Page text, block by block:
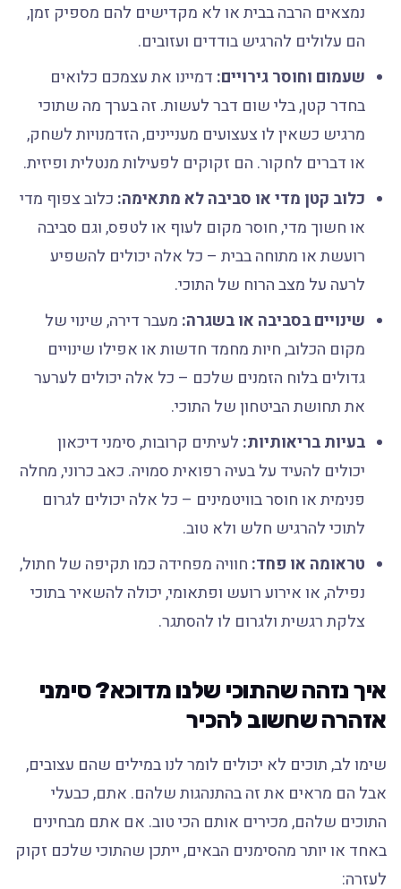
נמצאים הרבה בבית או לא מקדישים להם מספיק זמן,
הם עלולים להרגיש בודדים ועזובים.
שעמום וחוסר גירויים:דמיינו את עצמכם כלואים
בחדר קטן, בלי שום דבר לעשות. זה בערך מה שתוכי
מרגיש כשאין לו צעצועים מעניינים, הזדמנויות לשחק,
או דברים לחקור. הם זקוקים לפעילות מנטלית ופיזית.
כלוב קטן מדי או סביבה לא מתאימה:כלוב צפוף מדי
או חשוך מדי, חוסר מקום לעוף או לטפס, וגם סביבה
רועשת או מתוחה בבית – כל אלה יכולים להשפיע
לרעה על מצב הרוח של התוכי.
שינויים בסביבה או בשגרה:מעבר דירה, שינוי של
מקום הכלוב, חיות מחמד חדשות או אפילו שינויים
גדולים בלוח הזמנים שלכם – כל אלה יכולים לערער
את תחושת הביטחון של התוכי.
בעיות בריאותיות:לעיתים קרובות, סימני דיכאון
יכולים להעיד על בעיה רפואית סמויה. כאב כרוני, מחלה
פנימית או חוסר בוויטמינים – כל אלה יכולים לגרום
לתוכי להרגיש חלש ולא טוב.
טראומה או פחד:חוויה מפחידה כמו תקיפה של חתול,
נפילה, או אירוע רועש ופתאומי, יכולה להשאיר בתוכי
צלקת רגשית ולגרום לו להסתגר.
איך נזהה שהתוכי שלנו מדוכא? סימני
אזהרה שחשוב להכיר
שימו לב, תוכים לא יכולים לומר לנו במילים שהם עצובים,
אבל הם מראים את זה בהתנהגות שלהם. אתם, כבעלי
התוכים שלהם, מכירים אותם הכי טוב. אם אתם מבחינים
באחד או יותר מהסימנים הבאים, ייתכן שהתוכי שלכם זקוק
לעזרה: